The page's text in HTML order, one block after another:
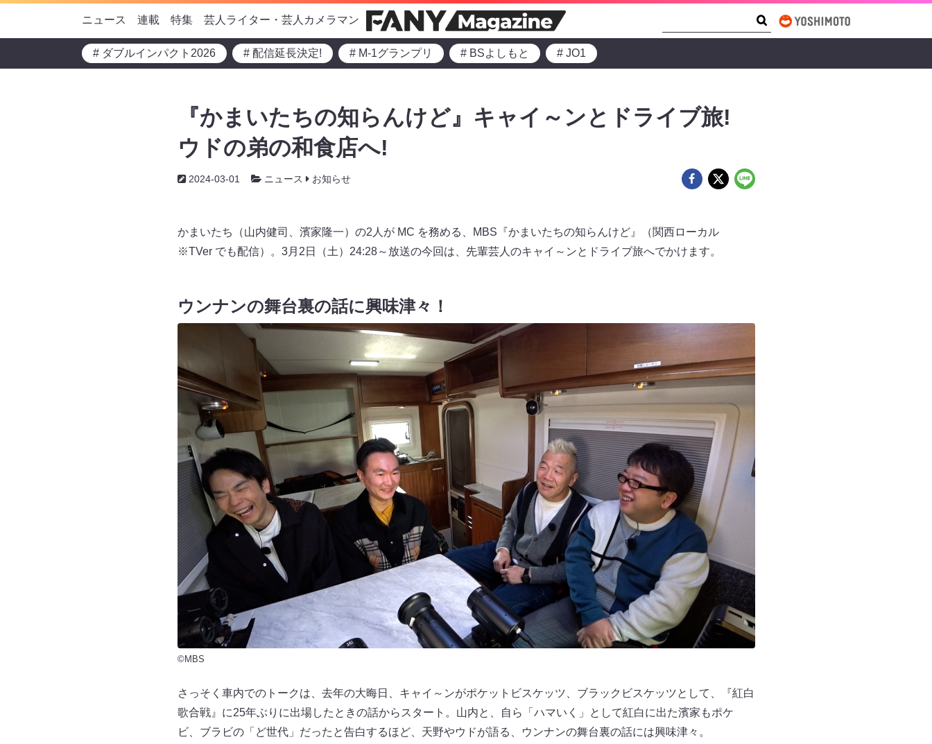
ニュース 連載 特集 芸人ライター・芸人カメラマン
# ダブルインパクト2026 # 配信延長決定! # M-1グランプリ # BSよしもと # JO1
『かまいたちの知らんけど』キャイ～ンとドライブ旅!
ウドの弟の和食店へ!
2024-03-01 ニュース お知らせ
かまいたち（山内健司、濱家隆一）の2人が MC を務める、MBS『かまいたちの知らんけど』（関西ローカル
※TVer でも配信）。3月2日（土）24:28～放送の今回は、先輩芸人のキャイ～ンとドライブ旅へでかけます。
ウンナンの舞台裏の話に興味津々！
©MBS
さっそく車内でのトークは、去年の大晦日、キャイ～ンがポケットビスケッツ、ブラックビスケッツとして、『紅白
歌合戦』に25年ぶりに出場したときの話からスタート。山内と、自ら「ハマいく」として紅白に出た濱家もポケ
ビ、ブラビの「ど世代」だったと告白するほど、天野やウドが語る、ウンナンの舞台裏の話には興味津々。